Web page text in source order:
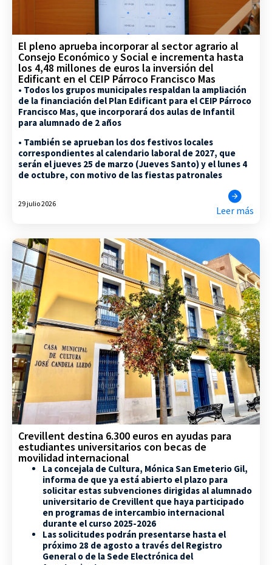
El pleno aprueba incorporar al sector agrario al
Consejo Económico y Social e incrementa hasta
los 4,48 millones de euros la inversión del
Edificant en el CEIP Párroco Francisco Mas
• Todos los grupos municipales respaldan la ampliación
de la financiación del Plan Edificant para el CEIP Párroco
Francisco Mas, que incorporará dos aulas de Infantil
para alumnado de 2 años
• También se aprueban los dos festivos locales
correspondientes al calendario laboral de 2027, que
serán el jueves 25 de marzo (Jueves Santo) y el lunes 4
de octubre, con motivo de las fiestas patronales
29 julio 2026
Leer más
Crevillent destina 6.300 euros en ayudas para
estudiantes universitarios con becas de
movilidad internacional
La concejala de Cultura, Mónica San Emeterio Gil,
informa de que ya está abierto el plazo para
solicitar estas subvenciones dirigidas al alumnado
universitario de Crevillent que haya participado
en programas de intercambio internacional
durante el curso 2025-2026
Las solicitudes podrán presentarse hasta el
próximo 28 de agosto a través del Registro
General o de la Sede Electrónica del